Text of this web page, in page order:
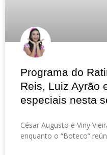
Programa do
Reis, Luiz Ayrão
especiais nesta
César Augusto e Viny
enquanto o “Boteco”